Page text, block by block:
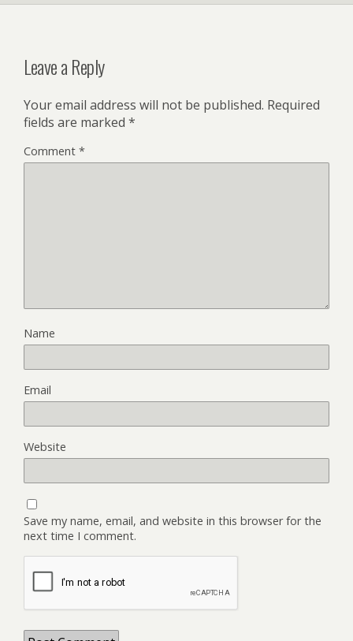
Leave a Reply
Your email address will not be published. Required
fields are marked *
Comment *
Name
Email
Website
Save my name, email, and website in this browser for the
next time I comment.